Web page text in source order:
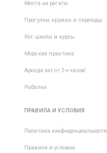
Места на регаты
Прогулки, круизы и переходы
Яхт школы и курсы
Морская практика
Аренда яхт от 2-х часов!
Рыбалка
ПРАВИЛА И УСЛОВИЯ
Политика конфиденциальности
Правила и условия